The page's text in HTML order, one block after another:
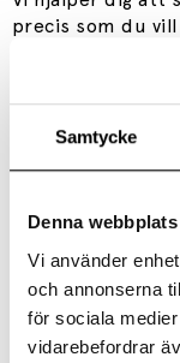
Samtycke
Denna
Vi använder
och annonserna
för sociala
vidarebefordrar
precis som du
– Kort eller lång
– Jordad eller
– Takstickpropp
– Eller något
Maila oss på
0470-76 46 00